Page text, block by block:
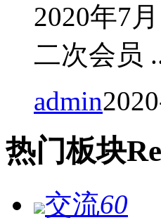
2020年7
二次会员
admin
热门板块
交流60